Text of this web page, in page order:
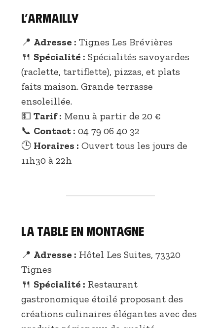
L’Armailly
📍 Adresse : Tignes Les Brévières
🍴 Spécialité : Spécialités savoyardes
(raclette, tartiflette), pizzas, et plats
faits maison. Grande terrasse
ensoleillée.
💵 Tarif : Menu à partir de 20 €
📞 Contact : 04 79 06 40 32
🕒 Horaires : Ouvert tous les jours de
11h30 à 22h
La Table en Montagne
📍 Adresse : Hôtel Les Suites, 73320
Tignes
🍴 Spécialité : Restaurant
gastronomique étoilé proposant des
créations culinaires élégantes avec des